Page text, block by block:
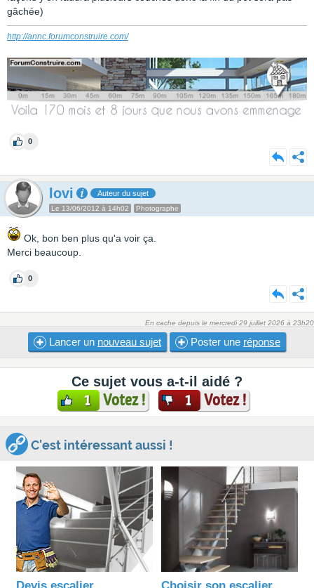
gâchée)
http://annc.forumconstruire.com/
0
lovi Auteur du sujet
Le 13/06/2012 à 14h02 Photographe
Ok, bon ben plus qu'a voir ça.
Merci beaucoup.
0
En cache depuis le mercredi 29 juillet 2026 à 23h20
Lancer un nouveau sujet Poster une réponse
Ce sujet vous a-t-il aidé ?
1 Votez ! 1 Votez !
C'est intéressant aussi !